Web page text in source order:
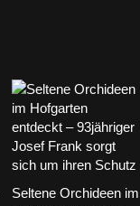
Seltene Orchideen im